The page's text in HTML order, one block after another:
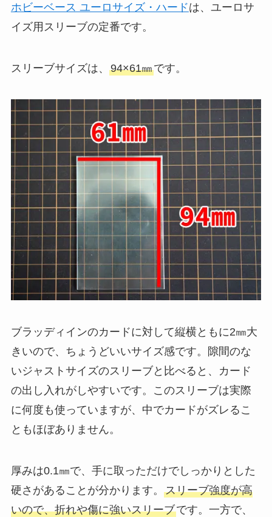
ホビーベース ユーロサイズ・ハードは、ユーロサ
イズ用スリーブの定番です。
スリーブサイズは、 94×61㎜です。
ブラッディインのカードに対して縦横ともに2㎜大
きいので、ちょうどいいサイズ感です。隙間のな
いジャストサイズのスリーブと比べると、カード
の出し入れがしやすいです。このスリーブは実際
に何度も使っていますが、中でカードがズレるこ
ともほぼありません。
厚みは0.1㎜で、手に取っただけでしっかりとした
硬さがあることが分かります。 スリーブ強度が高
いので、折れや傷に強いスリーブです。一方で、